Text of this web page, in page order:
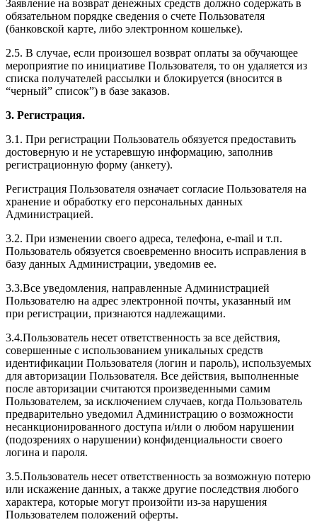
Заявление на возврат денежных средств должно содержать в
обязательном порядке сведения о счете Пользователя
(банковской карте, либо электронном кошельке).
2.5. В случае, если произошел возврат оплаты за обучающее
мероприятие по инициативе Пользователя, то он удаляется из
списка получателей рассылки и блокируется (вносится в
“черный” список”) в базе заказов.
3. Регистрация.
3.1. При регистрации Пользователь обязуется предоставить
достоверную и не устаревшую информацию, заполнив
регистрационную форму (анкету).
Регистрация Пользователя означает согласие Пользователя на
хранение и обработку его персональных данных
Администрацией.
3.2. При изменении своего адреса, телефона, e-mail и т.п.
Пользователь обязуется своевременно вносить исправления в
базу данных Администрации, уведомив ее.
3.3.Все уведомления, направленные Администрацией
Пользователю на адрес электронной почты, указанный им
при регистрации, признаются надлежащими.
3.4.Пользователь несет ответственность за все действия,
совершенные с использованием уникальных средств
идентификации Пользователя (логин и пароль), используемых
для авторизации Пользователя. Все действия, выполненные
после авторизации считаются произведенными самим
Пользователем, за исключением случаев, когда Пользователь
предварительно уведомил Администрацию о возможности
несанкционированного доступа и/или о любом нарушении
(подозрениях о нарушении) конфиденциальности своего
логина и пароля.
3.5.Пользователь несет ответственность за возможную потерю
или искажение данных, а также другие последствия любого
характера, которые могут произойти из-за нарушения
Пользователем положений оферты.